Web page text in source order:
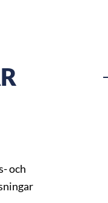
och